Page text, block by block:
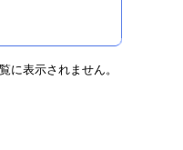
に表示されません。